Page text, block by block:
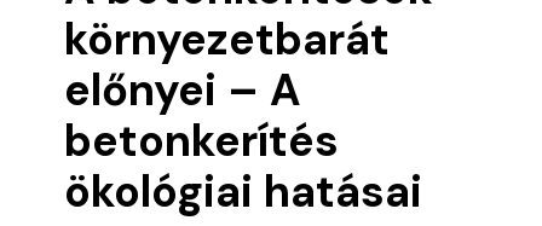
környezetbarát
előnyei – A
betonkerítés
ökológiai hatásai